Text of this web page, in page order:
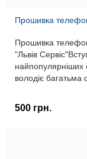
Прошивка
Прошивка
"Львів
найпопулярніших
володіє багатьма
500 грн.